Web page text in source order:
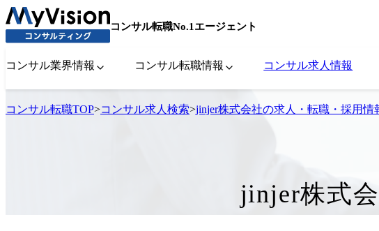
コンサル転職No.1エージェント
コンサル業界情報 コンサル転職情報 コンサル求人情報
コンサル転職TOP>コンサル求人検索>jinjer株式会社の求人・転職・採用情
jinjer株式